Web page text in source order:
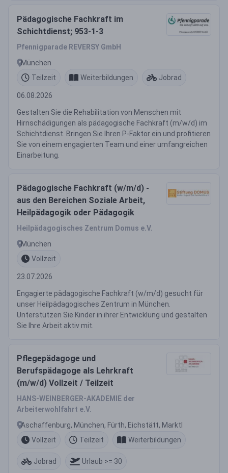
Pädagogische Fachkraft im
Schichtdienst; 953-1-3
Pfennigparade REVERSY GmbH
München
Teilzeit
Weiterbildungen Jobrad
06.08.2026
Gestalten Sie die Rehabilitation von Menschen mit
Hirnschädigungen als pädagogische Fachkraft (m/w/d) im
Schichtdienst. Bringen Sie Ihren P-Faktor ein und profitieren
Sie von einem engagierten Team und einer umfangreichen
Einarbeitung.
Pädagogische Fachkraft (w/m/d) -
aus den Bereichen Soziale Arbeit,
Heilpädagogik oder Pädagogik
Heilpädagogisches Zentrum Domus e.V.
München
Vollzeit
23.07.2026
Engagierte pädagogische Fachkraft (w/m/d) gesucht für
unser Heilpädagogisches Zentrum in München.
Unterstützen Sie Kinder in ihrer Entwicklung und gestalten
Sie Ihre Arbeit aktiv mit.
Pflegepädagoge und
Berufspädagoge als Lehrkraft
(m/w/d) Vollzeit / Teilzeit
HANS-WEINBERGER-AKADEMIE der
Arbeiterwohlfahrt e.V.
Aschaffenburg, München, Fürth, Eichstätt, Marktl
Vollzeit
Teilzeit Weiterbildungen
Jobrad Urlaub >= 30